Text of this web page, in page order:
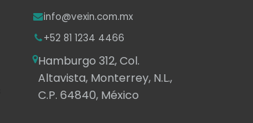
info@vexin.com.mx
+52 81 1234 4466
Hamburgo 312, Col.
Altavista, Monterrey, N.L.,
C.P. 64840, México